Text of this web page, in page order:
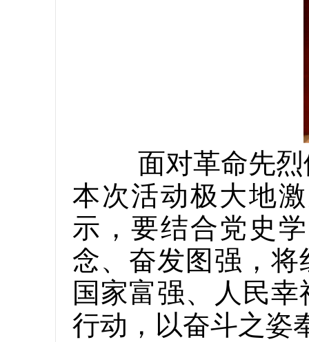
面对革命先
本次活动极大地
示，要结合党史
念、奋发图强，
国家富强、人民
行动，以奋斗之姿